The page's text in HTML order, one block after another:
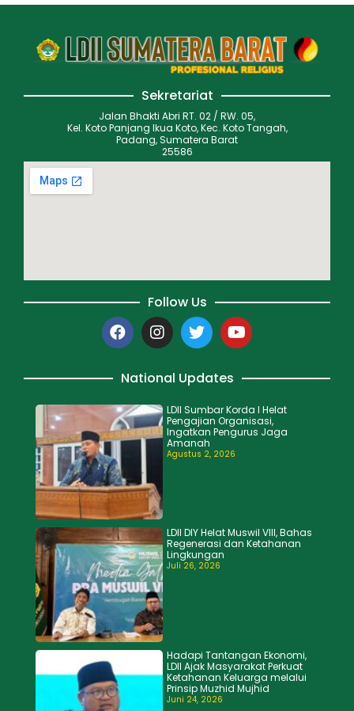
Sekretariat
Jalan Bhakti Abri RT. 02 / RW. 05,
Kel. Koto Panjang Ikua Koto, Kec. Koto Tangah,
Padang, Sumatera Barat
25586
Follow Us
National Updates
LDII Sumbar Korda I Helat
Pengajian Organisasi,
Ingatkan Pengurus Jaga
Amanah
Agustus 2, 2026
LDII DIY Helat Muswil VIII, Bahas
Regenerasi dan Ketahanan
Lingkungan
Juli 26, 2026
Hadapi Tantangan Ekonomi,
LDII Ajak Masyarakat Perkuat
Ketahanan Keluarga melalui
Prinsip Muzhid Mujhid
Juni 24, 2026